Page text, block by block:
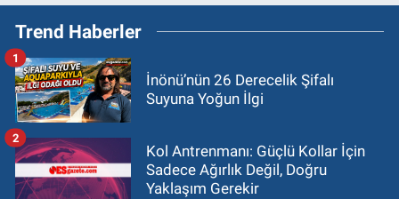
Trend Haberler
İnönü’nün 26 Derecelik Şifalı
Suyuna Yoğun İlgi
1
Kol Antrenmanı: Güçlü Kollar İçin
Sadece Ağırlık Değil, Doğru
Yaklaşım Gerekir
2